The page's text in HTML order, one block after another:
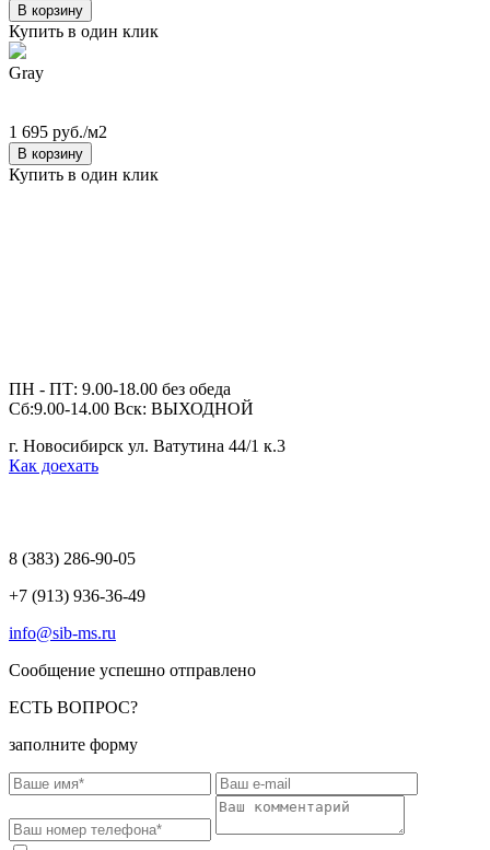
В корзину
Купить в один клик
Gray
1 695 руб./м2
В корзину
Купить в один клик
ПН - ПТ: 9.00-18.00 без обеда
Сб:9.00-14.00 Вск: ВЫХОДНОЙ
г. Новосибирск ул. Ватутина 44/1 к.3
Как доехать
8 (383) 286-90-05
+7 (913) 936-36-49
info@sib-ms.ru
Сообщение успешно отправлено
ЕСТЬ ВОПРОС?
заполните форму